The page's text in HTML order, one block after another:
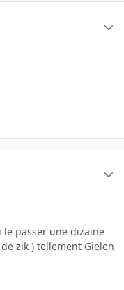
passer une dizaine
zik ) tellement Gielen